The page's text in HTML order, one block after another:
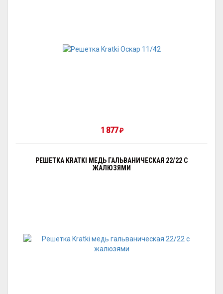
1 877₽
РЕШЕТКА KRATKI МЕДЬ ГАЛЬВАНИЧЕСКАЯ 22/22 С
ЖАЛЮЗЯМИ